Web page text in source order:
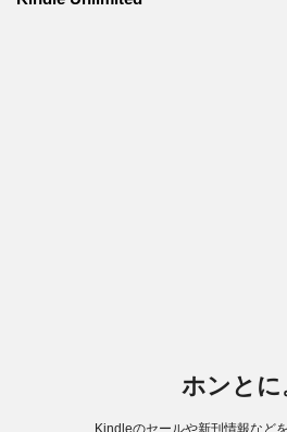
ホンとに
Kindleのセールや新刊情報など